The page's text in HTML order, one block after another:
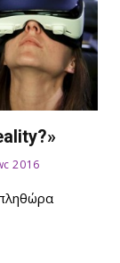
2016